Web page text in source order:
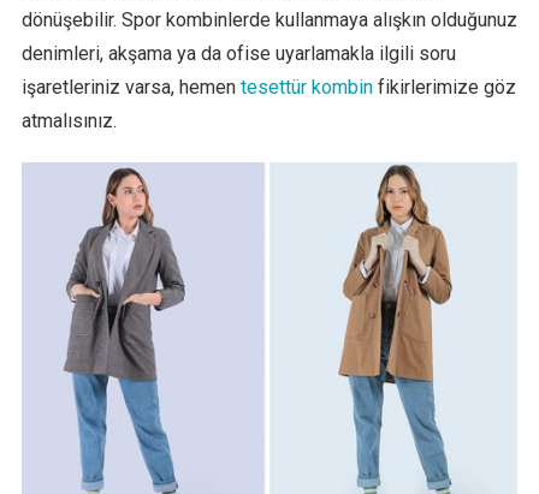
dönüşebilir. Spor kombinlerde kullanmaya alışkın olduğunuz
denimleri, akşama ya da ofise uyarlamakla ilgili soru
işaretleriniz varsa, hemen tesettür kombinfikirlerimize göz
atmalısınız.